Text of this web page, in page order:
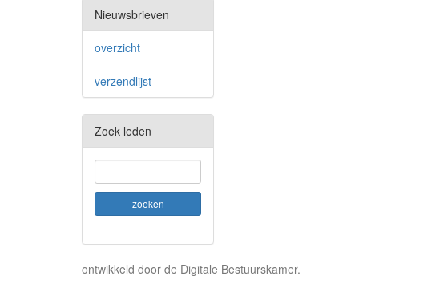
Nieuwsbrieven
overzicht
verzendlijst
Zoek leden
ontwikkeld door de Digitale Bestuurskamer.